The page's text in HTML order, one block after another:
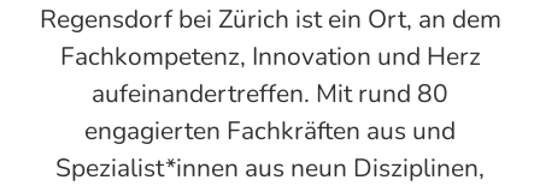
Regensdorf bei Zürich ist ein Ort, an dem
Fachkompetenz, Innovation und Herz
aufeinandertreffen. Mit rund 80
engagierten Fachkräften aus und
Spezialist*innen aus neun Disziplinen,